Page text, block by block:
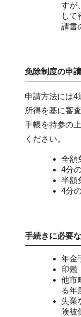
すが
して
請書
免除制度の申
申請方法には4
所得を基に審
手帳を持参の
ください。
全額
4分
半額
4分
手続きに必要
年金
印鑑
他市
る年
失業
険被